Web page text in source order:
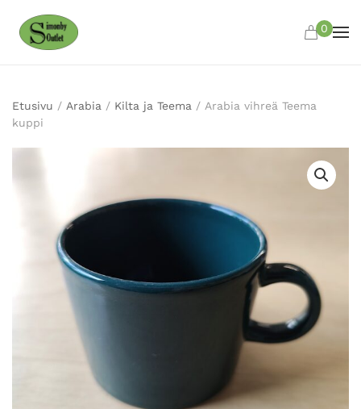
Skip to main content
0
Etusivu / Arabia / Kilta ja Teema / Arabia vihreä Teema
kuppi